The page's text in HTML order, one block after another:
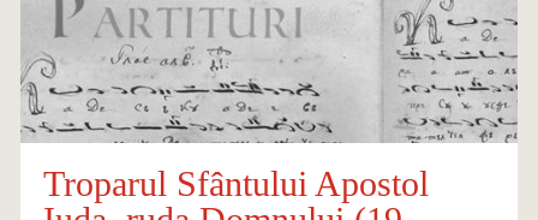
Troparul Sfântului Apostol